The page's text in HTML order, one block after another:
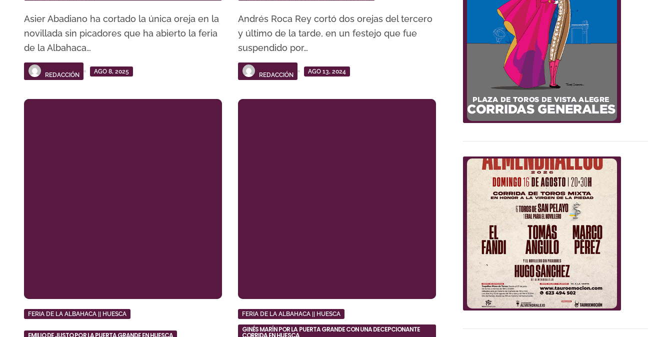
Asier Abadiano ha cortado la única oreja en la
novillada sin picadores que ha abierto la feria
de la Albahaca…
REDACCIÓN
AGO 8, 2025
Andrés Roca Rey cortó dos orejas del tercero
y último de la tarde, en un festejo que fue
suspendido por…
REDACCIÓN
AGO 13, 2024
FERIA DE LA ALBAHACA || HUESCA
EMILIO DE JUSTO POR LA PUERTA GRANDE EN HUESCA
FERIA DE LA ALBAHACA || HUESCA
GINÉS MARÍN POR LA PUERTA GRANDE CON UNA DECEPCIONANTE
CORRIDA EN HUESCA